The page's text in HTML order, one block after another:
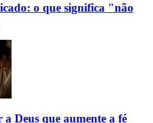
o que significa "não
Deus que aumente a fé